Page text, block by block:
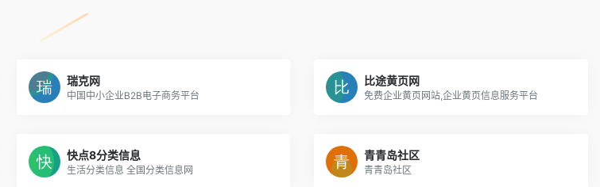
瑞克网
中国中小企业B2B电子商务平台
比途黄页网
免费企业黄页网站,企业黄页信息服务平台
快点8分类信息
生活分类信息 全国分类信息网
青青岛社区
青青岛社区